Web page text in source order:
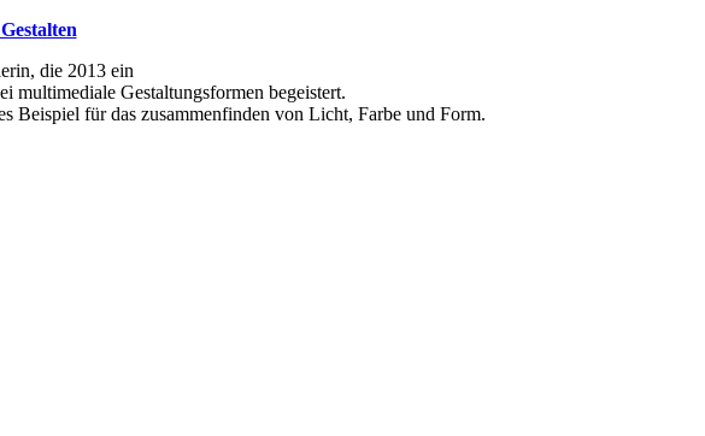
die 2013 ein
multimediale Gestaltungsformen begeistert.
Beispiel für das zusammenfinden von Licht, Farbe und Form.